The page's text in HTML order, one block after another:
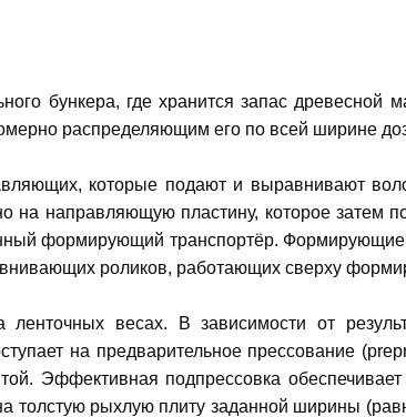
бункера, где хранится запас
распределяющим его по всей ширине
которые подают и выравнивают
на направляющую пластину, которое
формирующий транспортёр.
роликов, работающих сверху
весах. В зависимости от
на предварительное прессование
Эффективная подпрессовка
толстую рыхлую плиту заданной ширины